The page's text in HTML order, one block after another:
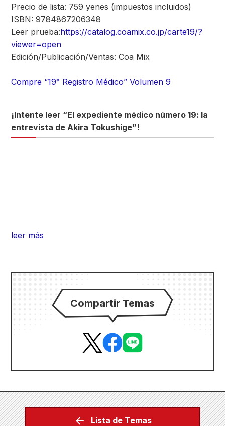
Precio de lista: 759 yenes (impuestos incluidos)
ISBN: 9784867206348
Leer prueba:https://catalog.coamix.co.jp/carte19/?
viewer=open
Edición/Publicación/Ventas: Coa Mix
Compre “19° Registro Médico” Volumen 9
¡Intente leer “El expediente médico número 19: la
entrevista de Akira Tokushige”!
leer más
Compartir Temas
Lista de Temas